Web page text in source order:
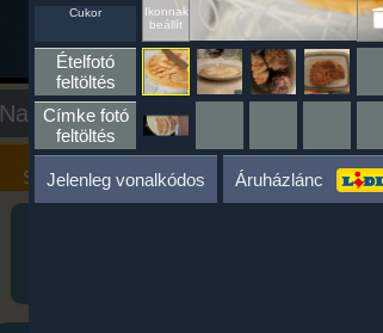
Nap kiértékelése
Kalória
Szimulátor
Szöveges
Értékelés
Ikonnak
beállít
Cukor
Ételfotó
feltöltés
Címke fotó
feltöltés
Jelenleg vonalkódos Áruházlánc